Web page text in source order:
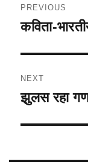
o
k
navigation
PREVIOUS
Previous
कविता-
NEXT
Next
झुलस रहा